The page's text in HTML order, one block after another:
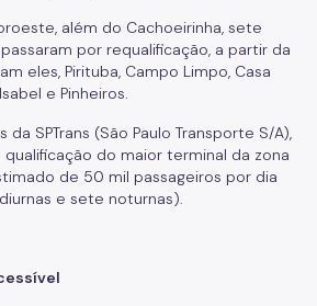
além do Cachoeirinha, sete
por requalificação, a partir da
eles, Pirituba, Campo Limpo, Casa
e Pinheiros.
SPTrans (São Paulo Transporte S/A),
do maior terminal da zona
de 50 mil passageiros por dia
e sete noturnas).